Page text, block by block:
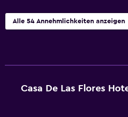
Alle 54 Annehmlichkeiten anzeigen
Casa De Las Flores